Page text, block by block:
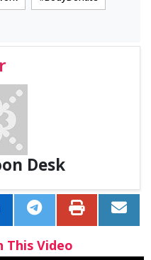
Desk
This Video